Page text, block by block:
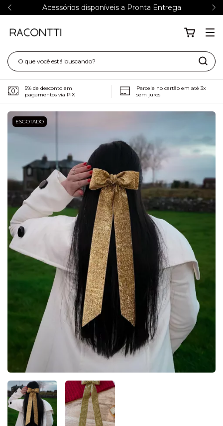
Acessórios disponíveis a Pronta Entrega
5% de desconto em
pagamentos via PIX
Parcele no cartão em até 3x
sem juros
ESGOTADO